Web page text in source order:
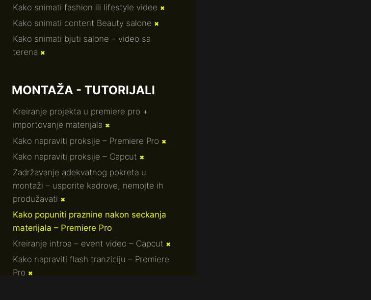
Kako snimati fashion ili lifestyle videe ✖
Kako snimati content Beauty salone ✖
Kako snimati bjuti salone – video sa
terena ✖
MONTAŽA - TUTORIJALI
Kreiranje projekta u premiere pro +
importovanje materijala ✖
Kako napraviti proksije – Premiere Pro ✖
Kako napraviti proksije – Capcut ✖
Zadržavanje adekvatnog pokreta u
montaži – usporite kadrove, nemojte ih
produžavati ✖
Kako popuniti praznine nakon seckanja
materijala – Premiere Pro
Kreiranje introa – event video – Capcut ✖
Kako napraviti flash tranziciju – Premiere
Pro ✖